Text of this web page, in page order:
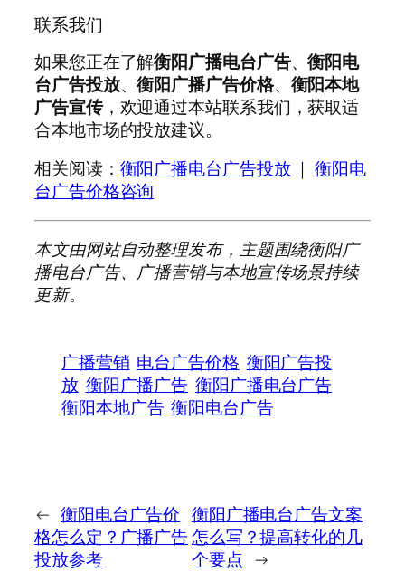
联系我们
如果您正在了解衡阳广播电台广告、衡阳电
台广告投放、衡阳广播广告价格、 衡阳本地
广告宣传，欢迎通过本站联系我们，获取适
合本地市场的投放建议。
相关阅读： 衡阳广播电台广告投放 ｜衡阳电
台广告价格咨询
本文由网站自动整理发布，主题围绕衡阳广
播电台广告、广播营销与本地宣传场景持续
更新。
广播营销 电台广告价格 衡阳广告投
放 衡阳广播广告 衡阳广播电台广告
衡阳本地广告 衡阳电台广告
← 衡阳电台广告价
格怎么定？广播广告
投放参考
衡阳广播电台广告文案
怎么写？提高转化的几
个要点 →